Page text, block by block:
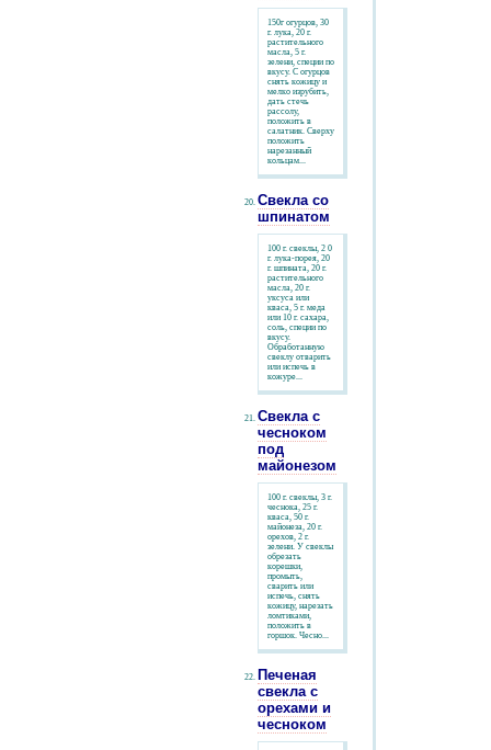
150г огурцов, 30
г. лука, 20 г.
растительного
масла, 5 г.
зелени, специи по
вкусу. С огурцов
снять кожицу и
мелко изрубить,
дать стечь
рассолу,
положить в
салатник. Сверху
положить
нарезанный
кольцам...
Свекла со
шпинатом
100 г. свеклы, 2 0
г. лука-порея, 20
г. шпината, 20 г.
растительного
масла, 20 г.
уксуса или
кваса, 5 г. меда
или 10 г. сахара,
соль, специи по
вкусу.
Обработанную
свеклу отварить
или испечь в
кожуре...
Свекла с
чесноком
под
майонезом
100 г. свеклы, 3 г.
чеснока, 25 г.
кваса, 50 г.
майонеза, 20 г.
орехов, 2 г.
зелени. У свеклы
обрезать
корешки,
промыть,
сварить или
испечь, снять
кожицу, нарезать
ломтиками,
положить в
горшок. Чесно...
Печеная
свекла с
орехами и
чесноком